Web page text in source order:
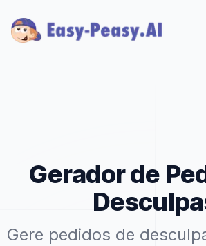
Gerador de
Gere pedidos de